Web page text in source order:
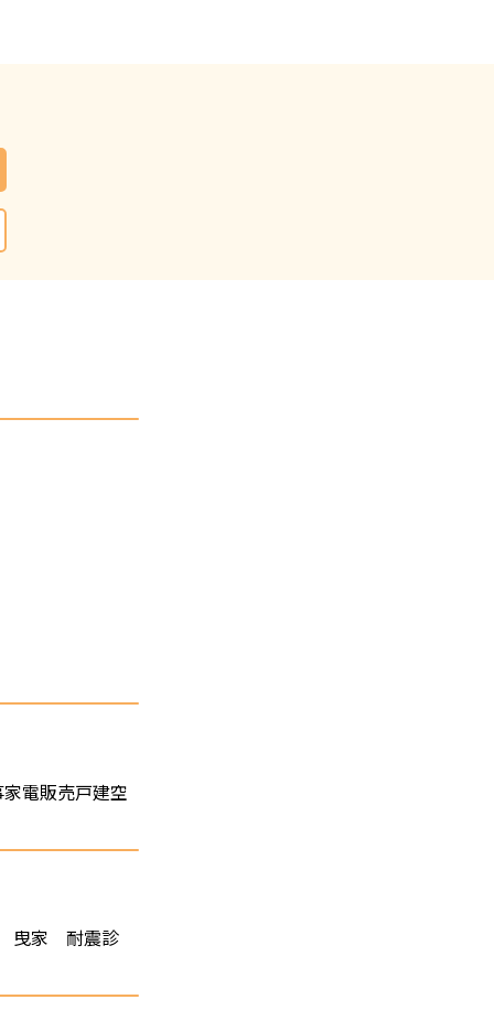
電販売戸建空
曳家 耐震診